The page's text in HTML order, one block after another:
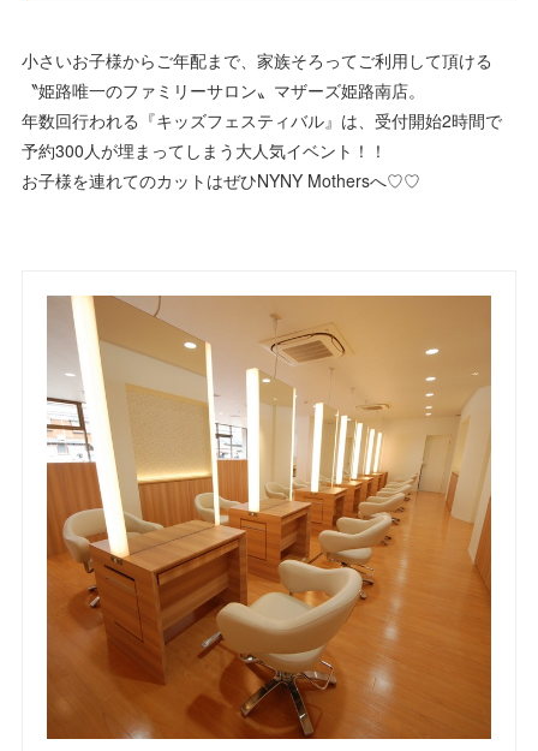
小さいお子様からご年配まで、家族そろってご利用して頂ける
〝姫路唯一のファミリーサロン〟マザーズ姫路南店。
年数回行われる『キッズフェスティバル』は、受付開始2時間で
予約300人が埋まってしまう大人気イベント！！
お子様を連れてのカットはぜひNYNY Mothersへ♡♡